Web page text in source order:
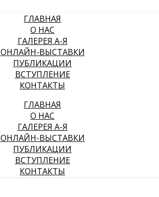
ГЛАВНАЯ
О НАС
ГАЛЕРЕЯ А-Я
ОНЛАЙН-ВЫСТАВКИ
ПУБЛИКАЦИИ
ВСТУПЛЕНИЕ
КОНТАКТЫ
ГЛАВНАЯ
О НАС
ГАЛЕРЕЯ А-Я
ОНЛАЙН-ВЫСТАВКИ
ПУБЛИКАЦИИ
ВСТУПЛЕНИЕ
КОНТАКТЫ